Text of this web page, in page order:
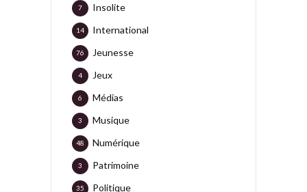
Insolite
7
International
14
Jeunesse
76
Jeux
4
Médias
6
Musique
3
Numérique
48
Patrimoine
3
Politique
35